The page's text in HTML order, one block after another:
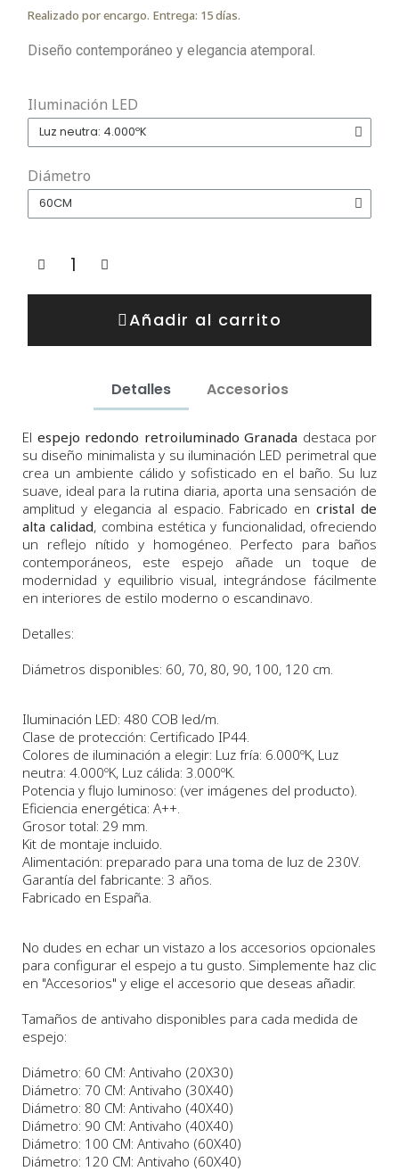
Realizado por encargo. Entrega: 15 días.
Diseño contemporáneo y elegancia atemporal.
Iluminación LED
Diámetro
Añadir al carrito
Detalles Accesorios
El espejo redondo retroiluminado Granada destaca por
su diseño minimalista y su iluminación LED perimetral que
crea un ambiente cálido y sofisticado en el baño. Su luz
suave, ideal para la rutina diaria, aporta una sensación de
amplitud y elegancia al espacio. Fabricado encristal de
alta calidad, combina estética y funcionalidad, ofreciendo
un reflejo nítido y homogéneo. Perfecto para baños
contemporáneos, este espejo añade un toque de
modernidad y equilibrio visual, integrándose fácilmente
en interiores de estilo moderno o escandinavo.
Detalles:
Diámetros disponibles: 60, 70, 80, 90, 100, 120 cm.
Iluminación LED: 480 COB led/m.
Clase de protección: Certificado IP44.
Colores de iluminación a elegir: Luz fría: 6.000ºK, Luz
neutra: 4.000ºK, Luz cálida: 3.000ºK.
Potencia y flujo luminoso: (ver imágenes del producto).
Eficiencia energética: A++.
Grosor total: 29 mm.
Kit de montaje incluido.
Alimentación: preparado para una toma de luz de 230V.
Garantía del fabricante: 3 años.
Fabricado en España.
No dudes en echar un vistazo a los accesorios opcionales
para configurar el espejo a tu gusto. Simplemente haz clic
en "Accesorios" y elige el accesorio que deseas añadir.
Tamaños de antivaho disponibles para cada medida de
espejo:
Diámetro: 60 CM: Antivaho (20X30)
Diámetro: 70 CM: Antivaho (30X40)
Diámetro: 80 CM: Antivaho (40X40)
Diámetro: 90 CM: Antivaho (40X40)
Diámetro: 100 CM: Antivaho (60X40)
Diámetro: 120 CM: Antivaho (60X40)